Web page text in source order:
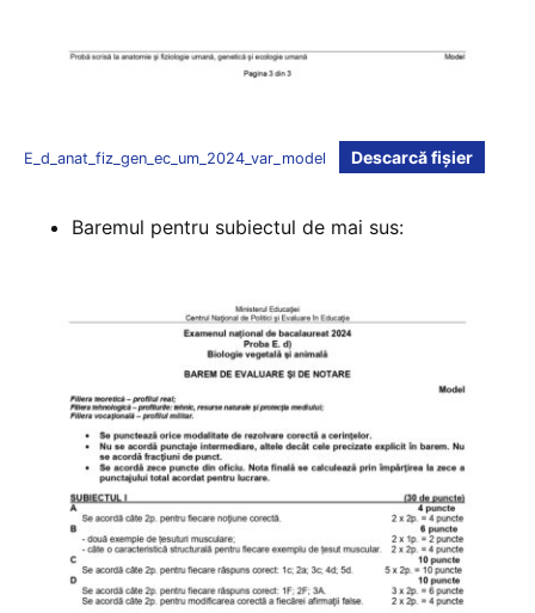
E_d_anat_fiz_gen_ec_um_2024_var_model Descarcă fișier
Baremul pentru subiectul de mai sus: